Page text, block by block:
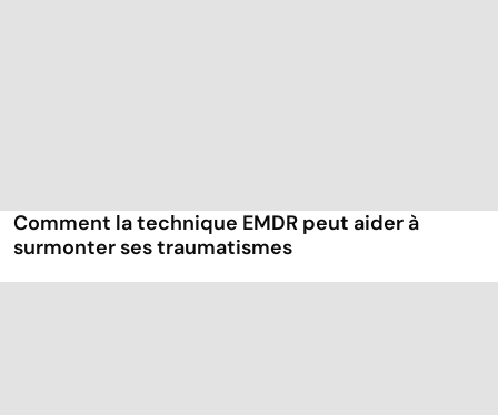
Comment la technique EMDR peut aider à
surmonter ses traumatismes